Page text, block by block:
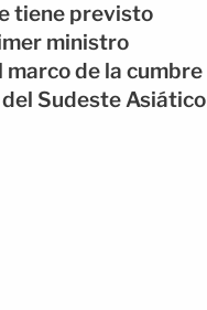
tiene previsto
ministro
marco de la cumbre
Sudeste Asiático